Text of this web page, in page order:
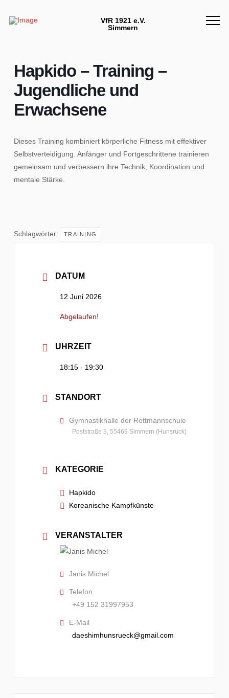
VfR 1921 e.V.
Simmern
Hapkido – Training –
Jugendliche und
Erwachsene
Dieses Training kombiniert körperliche Fitness mit effektiver
Selbstverteidigung. Anfänger und Fortgeschrittene trainieren
gemeinsam und verbessern ihre Technik, Koordination und
mentale Stärke.
Schlagwörter: TRAINING
DATUM
12 Juni 2026
Abgelaufen!
UHRZEIT
18:15 - 19:30
STANDORT
Gymnastikhalle der Rottmannschule
Poststraße 3, 55469 Simmern (Hunsrück)
KATEGORIE
Hapkido
Koreanische Kampfkünste
VERANSTALTER
Janis Michel
Telefon
+49 152 31997953
E-Mail
daeshimhunsrueck@gmail.com